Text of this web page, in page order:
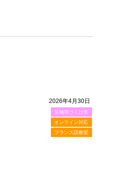
2026年4月30日
茨城県つくば市
オンライン対応
フランス語教室